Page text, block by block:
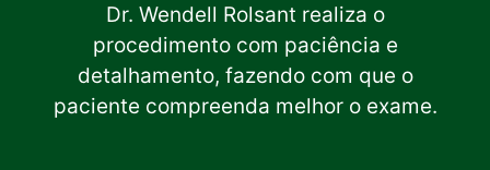
Dr. Wendell Rolsant realiza o
procedimento com paciência e
detalhamento, fazendo com que o
paciente compreenda melhor o exame.